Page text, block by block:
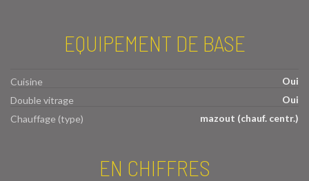
EQUIPEMENT DE BASE
Cuisine
Oui
Double vitrage
Oui
Chauffage (type)
mazout (chauf. centr.)
EN CHIFFRES